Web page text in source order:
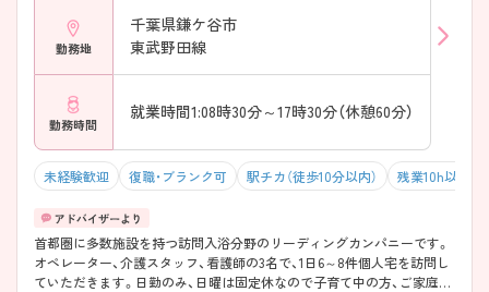
勤務地
千葉県鎌ケ谷市
東武野田線
勤務時間
就業時間1:08時30分～17時30分（休憩60分）
未経験歓迎 復職・ブランク可 駅チカ（徒歩10分以内） 残業10h以下（
首都圏に多数施設を持つ訪問入浴分野のリーディングカンパニーです。
オペレーター、介護スタッフ、看護師の3名で、1日6～8件個人宅を訪問し
ていただきます。日勤のみ、日曜は固定休なので子育て中の方、ご家庭を